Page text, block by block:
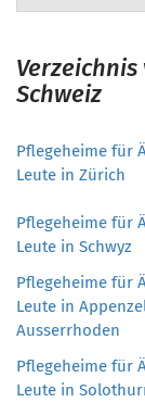
Schweiz
Pflegeheime für
Leute in Zürich
Pflegeheime für
Leute in Schwyz
Pflegeheime für
Leute in
Ausserrhoden
Pflegeheime für
Leute in